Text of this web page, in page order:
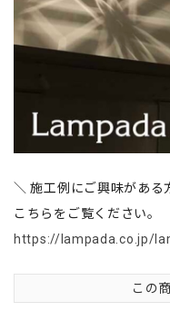
＼ 施工例にご興味がある
こちらをご覧ください。
https://lampada.co.jp/
この